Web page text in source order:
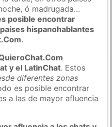
ó madrugada…
posible encontrar
hispanohablantes
.
y el LatinChat. Estos
diferentes zonas
es posible encontrar
a las de mayor afluencia